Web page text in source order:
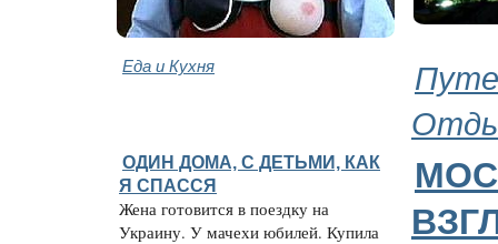
Еда и Кухня
ОДИН ДОМА, С ДЕТЬМИ, КАК
Я СПАССЯ
Жена готовится в поездку на
Украину. У мачехи юбилей. Купила